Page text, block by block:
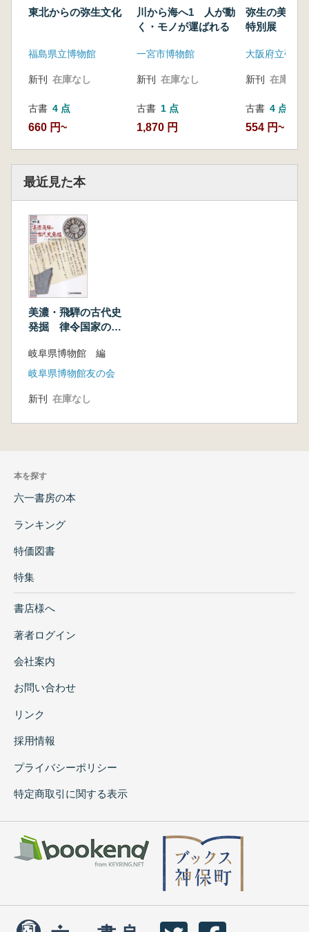
東北からの弥生文化
福島県立博物館
新刊 在庫なし
古書 4 点
660 円~
川から海へ1 人が動
く・モノが運ばれる
一宮市博物館
新刊 在庫なし
古書 1 点
1,870 円
弥生の美 開
特別展
新刊 在庫なし
古書 4 点
554 円~
最近見た本
美濃・飛騨の古代史
発掘 律令国家の時
岐阜県博物館 編
岐阜県博物館友の会
新刊 在庫なし
本を探す
六一書房の本
ランキング
特価図書
特集
書店様へ
著者ログイン
会社案内
お問い合わせ
リンク
採用情報
プライバシーポリシー
特定商取引に関する表示